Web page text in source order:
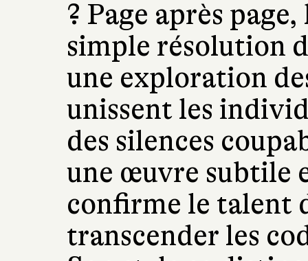
? Page après
simple résolution
une exploration
unissent les
des silences
une œuvre subtile
confirme le talent
transcender les